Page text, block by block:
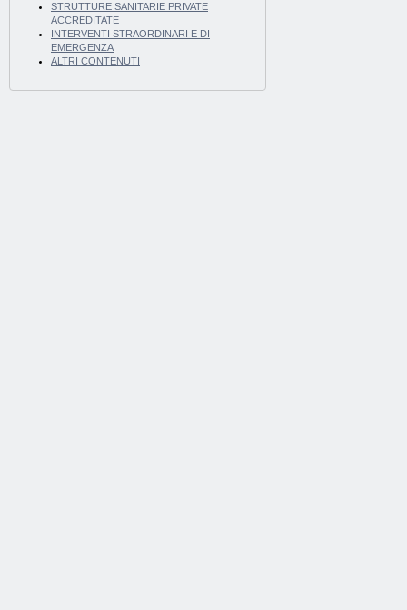
STRUTTURE SANITARIE PRIVATE
ACCREDITATE
INTERVENTI STRAORDINARI E DI
EMERGENZA
ALTRI CONTENUTI